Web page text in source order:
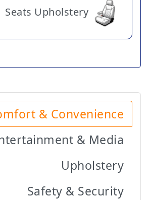
Seats Upholstery
& Convenience
& Media
Upholstery
Safety & Security